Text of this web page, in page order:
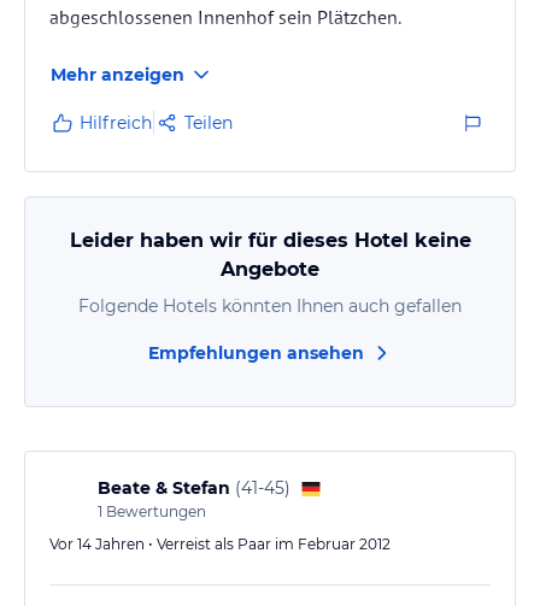
abgeschlossenen Innenhof sein Plätzchen.
Mehr anzeigen
Hilfreich Teilen
Leider haben wir für dieses Hotel keine
Angebote
Folgende Hotels könnten Ihnen auch gefallen
Empfehlungen ansehen
Beate & Stefan (41-45)
1 Bewertungen
Vor 14 Jahren • Verreist als Paar im Februar 2012